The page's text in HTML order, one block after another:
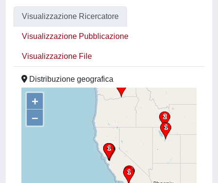
Visualizzazione Ricercatore
Visualizzazione Pubblicazione
Visualizzazione File
Distribuzione geografica
+
–